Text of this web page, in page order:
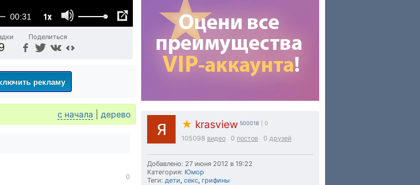
00:31 1x
Поделиться
★ krasview 500018 | 0
105098 видео 0 постов 0 друзей
Добавлено: 27 июня 2012 в 19:22
Категория: Юмор
Теги: дети, секс, грифины
рекламу
с начала дерево
0